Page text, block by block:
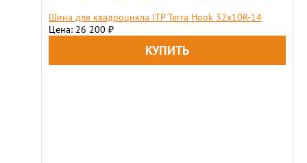
Шина для квадроцикла ITP Terra Hook 32x10R-14
Цена: 26 200 ₽